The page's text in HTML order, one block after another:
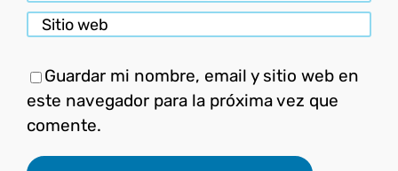
Guardar mi nombre, email y sitio web en
este navegador para la próxima vez que
comente.